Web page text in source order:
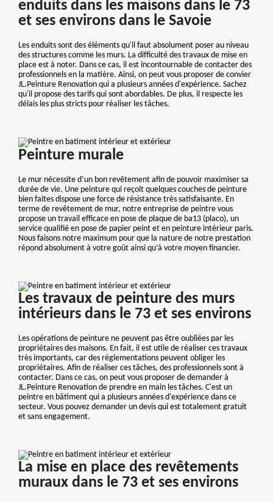
enduits dans les maisons dans le 73
et ses environs dans le Savoie
Les enduits sont des éléments qu'il faut absolument poser au niveau
des structures comme les murs. La difficulté des travaux de mise en
place est à noter. Dans ce cas, il est incontournable de contacter des
professionnels en la matière. Ainsi, on peut vous proposer de convier
JL.Peinture Renovation qui a plusieurs années d'expérience. Sachez
qu'il propose des tarifs qui sont abordables. De plus, il respecte les
délais les plus stricts pour réaliser les tâches.
Peinture murale
Le mur nécessite d’un bon revêtement afin de pouvoir maximiser sa
durée de vie. Une peinture qui reçoit quelques couches de peinture
bien faites dispose une force de résistance très satisfaisante. En
terme de revêtement de mur, notre entreprise de peintre vous
propose un travail efficace en pose de plaque de ba13 (placo), un
service qualifié en pose de papier peint et en peinture intérieur paris.
Nous faisons notre maximum pour que la nature de notre prestation
répond absolument à votre goût ainsi qu’à votre moyen financier.
Les travaux de peinture des murs
intérieurs dans le 73 et ses environs
Les opérations de peinture ne peuvent pas être oubliées par les
propriétaires des maisons. En fait, il est utile de réaliser ces travaux
très importants, car des réglementations peuvent obliger les
propriétaires. Afin de réaliser ces tâches, des professionnels sont à
contacter. Dans ce cas, on peut vous proposer de demander à
JL.Peinture Renovation de prendre en main les tâches. C'est un
peintre en bâtiment qui a plusieurs années d'expérience dans ce
secteur. Vous pouvez demander un devis qui est totalement gratuit
et sans engagement.
La mise en place des revêtements
muraux dans le 73 et ses environs